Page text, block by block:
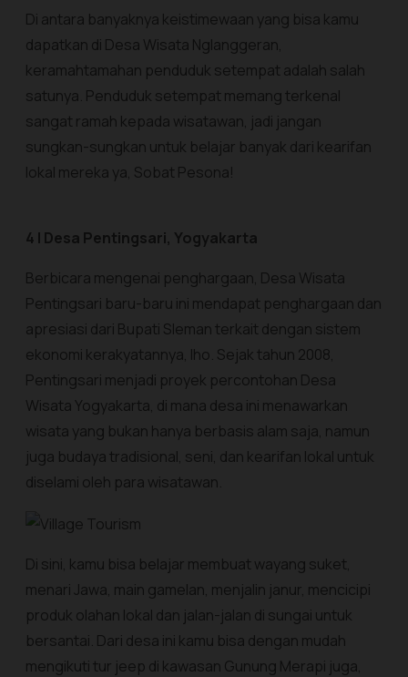
Di antara banyaknya keistimewaan yang bisa kamu
dapatkan di Desa Wisata Nglanggeran,
keramahtamahan penduduk setempat adalah salah
satunya. Penduduk setempat memang terkenal
sangat ramah kepada wisatawan, jadi jangan
sungkan-sungkan untuk belajar banyak dari kearifan
lokal mereka ya, Sobat Pesona!
4 | Desa Pentingsari, Yogyakarta
Berbicara mengenai penghargaan, Desa Wisata
Pentingsari baru-baru ini mendapat penghargaan dan
apresiasi dari Bupati Sleman terkait dengan sistem
ekonomi kerakyatannya, lho. Sejak tahun 2008,
Pentingsari menjadi proyek percontohan Desa
Wisata Yogyakarta, di mana desa ini menawarkan
wisata yang bukan hanya berbasis alam saja, namun
juga budaya tradisional, seni, dan kearifan lokal untuk
diselami oleh para wisatawan.
Di sini, kamu bisa belajar membuat wayang suket,
menari Jawa, main gamelan, menjalin janur, mencicipi
produk olahan lokal dan jalan-jalan di sungai untuk
bersantai. Dari desa ini kamu bisa dengan mudah
mengikuti tur jeep di kawasan Gunung Merapi juga,